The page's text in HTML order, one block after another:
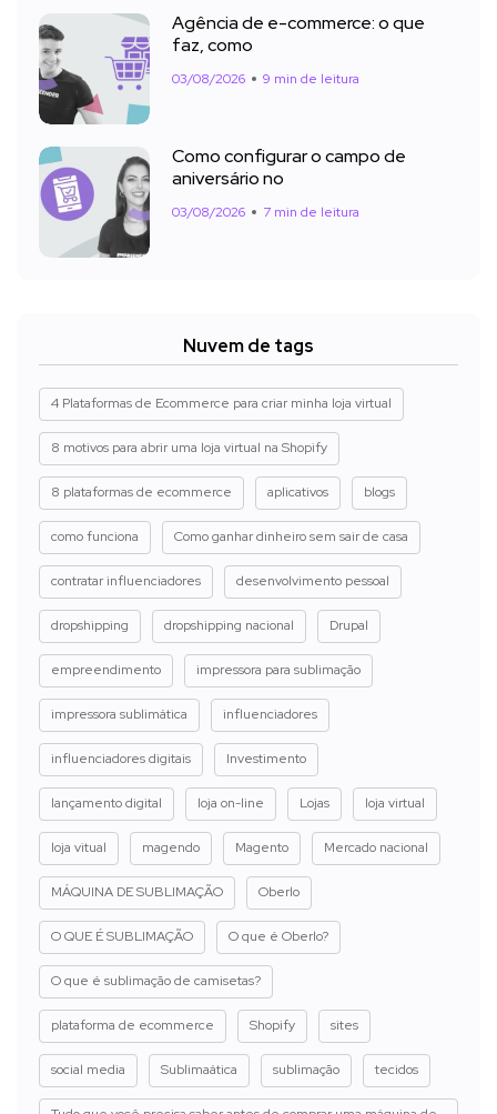
Agência de e-commerce: o que
faz, como
03/08/2026 9 min de leitura
Como configurar o campo de
aniversário no
03/08/2026 7 min de leitura
Nuvem de tags
4 Plataformas de Ecommerce para criar minha loja virtual
8 motivos para abrir uma loja virtual na Shopify
8 plataformas de ecommerce aplicativos blogs
como funciona Como ganhar dinheiro sem sair de casa
contratar influenciadores desenvolvimento pessoal
dropshipping dropshipping nacional Drupal
empreendimento impressora para sublimação
impressora sublimática influenciadores
influenciadores digitais Investimento
lançamento digital loja on-line Lojas loja virtual
loja vitual magendo Magento Mercado nacional
MÁQUINA DE SUBLIMAÇÃO Oberlo
O QUE É SUBLIMAÇÃO O que é Oberlo?
O que é sublimação de camisetas?
plataforma de ecommerce Shopify sites
social media Sublimaática sublimação tecidos